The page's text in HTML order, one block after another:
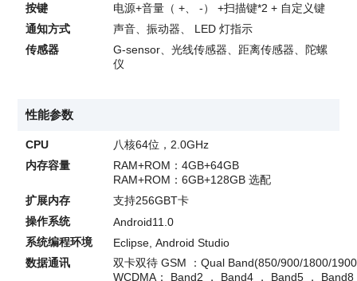
按键
电源+音量（ +、 -） +扫描键*2 + 自定义键
通知方式
声音、振动器、 LED 灯指示
传感器
G-sensor、光线传感器、距离传感器、陀螺
仪
性能参数
CPU
八核64位，2.0GHz
内存容量
RAM+ROM：4GB+64GB
RAM+ROM：6GB+128GB 选配
扩展内存
支持256GBT卡
操作系统
Android11.0
系统编程环境
Eclipse, Android Studio
数据通讯
双卡双待 GSM ：Qual Band(850/900/1800/
WCDMA： Band2 ， Band4 ， Band5 ， Band8